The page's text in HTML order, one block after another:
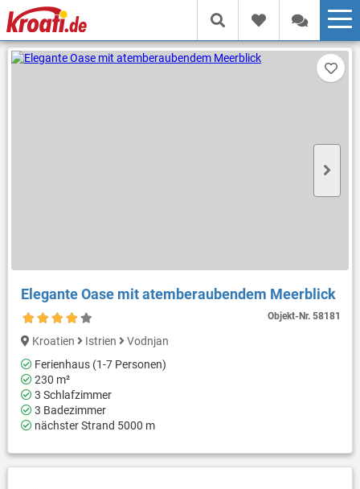
Elegante Oase mit atemberaubendem Meerblick
Objekt-Nr.58181
Kroatien Istrien
Vodnjan
Ferienhaus (1-7 Personen)
230 m²
3 Schlafzimmer
3 Badezimmer
nächster Strand 5000 m